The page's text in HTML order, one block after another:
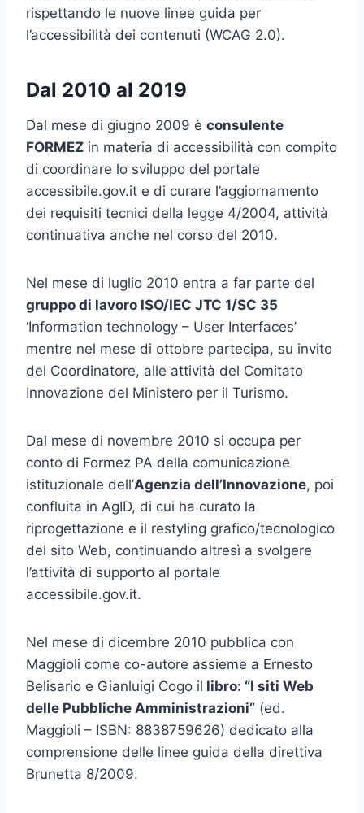
rispettando le nuove linee guida per
l’accessibilità dei contenuti (WCAG 2.0).
Dal 2010 al 2019
Dal mese di giugno 2009 è consulente
FORMEZ in materia di accessibilità con compito
di coordinare lo sviluppo del portale
accessibile.gov.it e di curare l’aggiornamento
dei requisiti tecnici della legge 4/2004, attività
continuativa anche nel corso del 2010.
Nel mese di luglio 2010 entra a far parte del
gruppo di lavoro ISO/IEC JTC 1/SC 35
‘Information technology – User Interfaces’
mentre nel mese di ottobre partecipa, su invito
del Coordinatore, alle attività del Comitato
Innovazione del Ministero per il Turismo.
Dal mese di novembre 2010 si occupa per
conto di Formez PA della comunicazione
istituzionale dell’Agenzia dell’Innovazione, poi
confluita in AgID, di cui ha curato la
riprogettazione e il restyling grafico/tecnologico
del sito Web, continuando altresì a svolgere
l’attività di supporto al portale
accessibile.gov.it.
Nel mese di dicembre 2010 pubblica con
Maggioli come co-autore assieme a Ernesto
Belisario e Gianluigi Cogo il libro: “I siti Web
delle Pubbliche Amministrazioni” (ed.
Maggioli – ISBN: 8838759626) dedicato alla
comprensione delle linee guida della direttiva
Brunetta 8/2009.